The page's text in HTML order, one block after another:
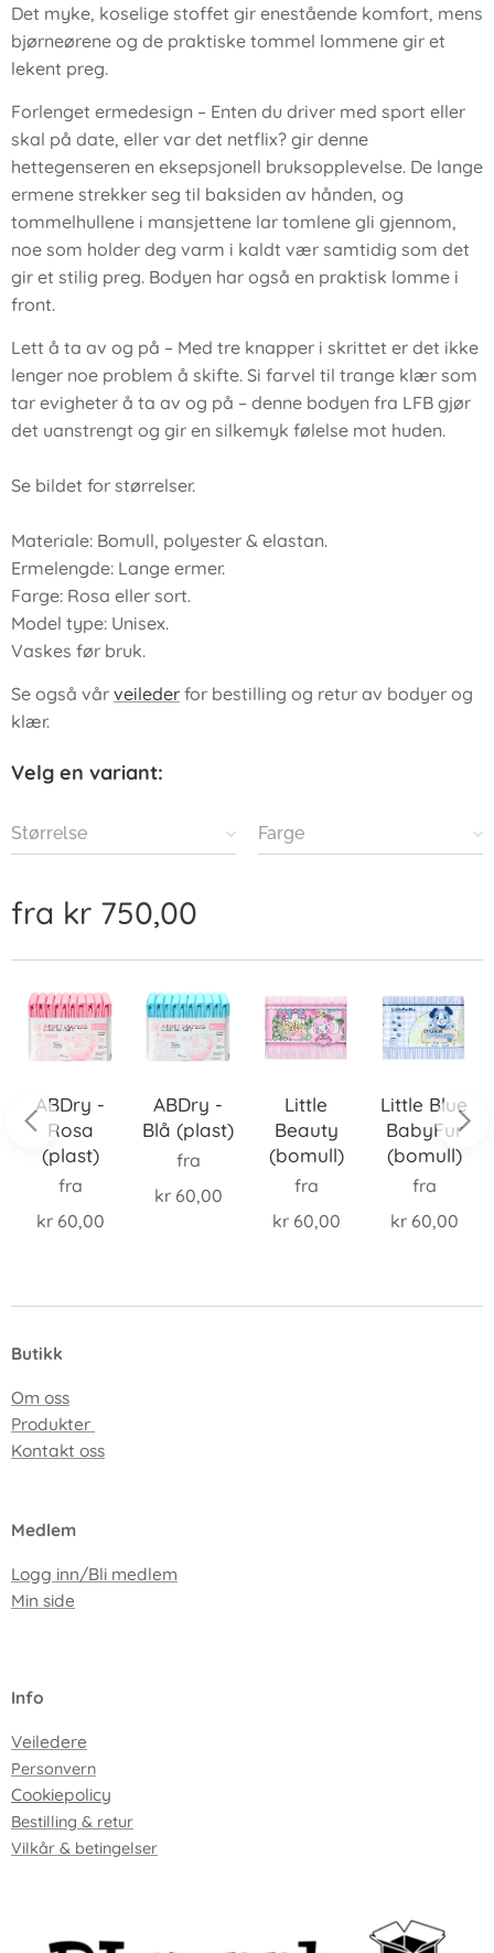
Det myke, koselige stoffet gir enestående komfort, mens
bjørneørene og de praktiske tommel lommene gir et
lekent preg.
Forlenget ermedesign – Enten du driver med sport eller
skal på date, eller var det netflix? gir denne
hettegenseren en eksepsjonell bruksopplevelse. De lange
ermene strekker seg til baksiden av hånden, og
tommelhullene i mansjettene lar tomlene gli gjennom,
noe som holder deg varm i kaldt vær samtidig som det
gir et stilig preg. Bodyen har også en praktisk lomme i
front.
Lett å ta av og på – Med tre knapper i skrittet er det ikke
lenger noe problem å skifte. Si farvel til trange klær som
tar evigheter å ta av og på – denne bodyen fra LFB gjør
det uanstrengt og gir en silkemyk følelse mot huden.
Se bildet for størrelser.
Materiale: Bomull, polyester & elastan.
Ermelengde: Lange ermer.
Farge: Rosa eller sort.
Model type: Unisex.
Vaskes før bruk.
Se også vår veileder for bestilling og retur av bodyer og
klær.
Velg en variant:
Størrelse Farge
fra kr 750,00
ABDry -
Rosa
(plast)
fra
kr 60,00
ABDry -
Blå (plast)
fra
kr 60,00
Little
Beauty
(bomull)
fra
kr 60,00
Little Blue
BabyFur
(bomull)
fra
kr 60,00
Butikk
Om oss
Produkter
Kontakt oss
Medlem
Logg inn/Bli medlem
Min side
Info
Veiledere
Personvern
Cookiepolicy
Bestilling & retur
Vilkår & betingelser